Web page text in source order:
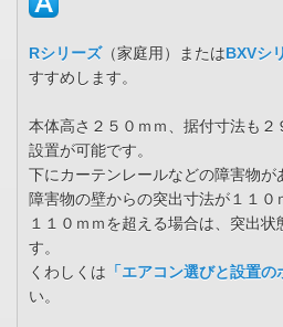
Rシリーズ（家庭用）またはBXVシ
すすめします。
本体高さ２５０ｍｍ、据付寸法も
設置が可能です。
下にカーテンレールなどの障害物が
障害物の壁からの突出寸法が１１０
１１０ｍｍを超える場合は、突出
す。
くわしくは 「エアコン選びと設置の
い。